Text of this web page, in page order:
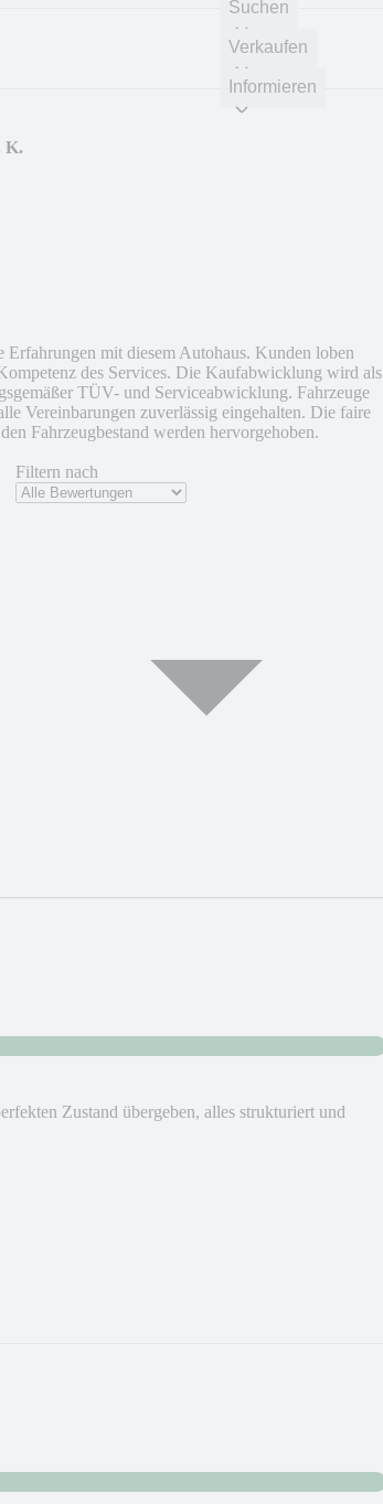
Suchen
Verkaufen
Informieren
K.
mit diesem Autohaus. Kunden loben
des Services. Die Kaufabwicklung wird als
TÜV- und Serviceabwicklung. Fahrzeuge
Vereinbarungen zuverlässig eingehalten. Die faire
Fahrzeugbestand werden hervorgehoben.
Filtern nach
Zustand übergeben, alles strukturiert und